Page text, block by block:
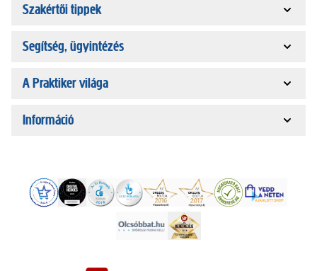
Szakértői tippek
Segítség, ügyintézés
A Praktiker világa
Információ